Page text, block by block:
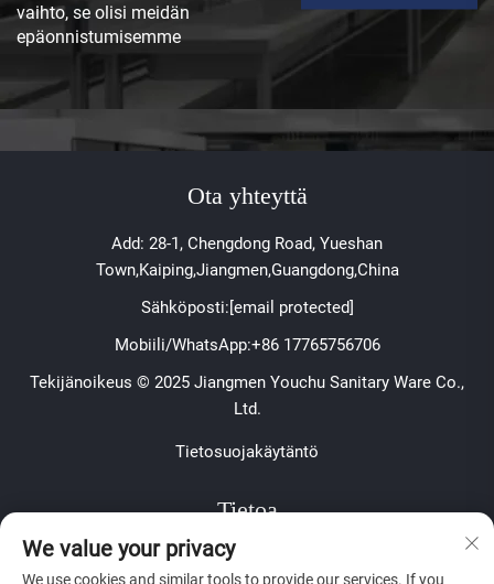
vaihto, se olisi meidän
epäonnistumisemme
Ota yhteyttä
Add: 28-1, Chengdong Road, Yueshan
Town,Kaiping,Jiangmen,Guangdong,China
Sähköposti:[email protected]
Mobiili/WhatsApp:+86 17765756706
Tekijänoikeus © 2025 Jiangmen Youchu Sanitary Ware Co.,
Ltd.
Tietosuojakäytäntö
Tietoa
Tilaa viikoittainen uutiskirjeemme
We value your privacy
We use cookies and similar tools to provide our services. If you